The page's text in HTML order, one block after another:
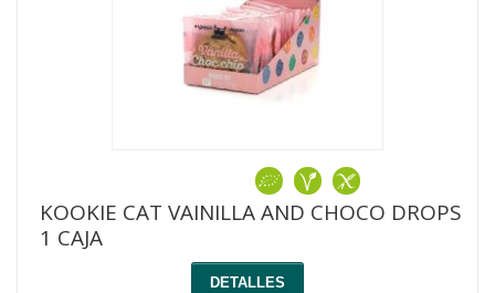
KOOKIE CAT VAINILLA AND CHOCO DROPS
1 CAJA
DETALLES